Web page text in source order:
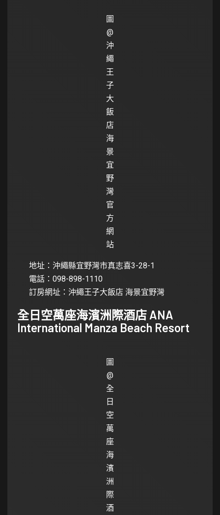
圖
@
沖
繩
王
子
大
飯
店
海
景
宜
野
灣
官
方
網
站
地址：沖繩縣宜野灣市真志喜3-28-1
電話：098-898-1110
訂房網址： 沖繩王子大飯店 海景宜野灣
全日空萬座海濱洲際酒店 ANA
International Manza Beach Resort
圖
@
全
日
空
萬
座
海
濱
洲
際
酒